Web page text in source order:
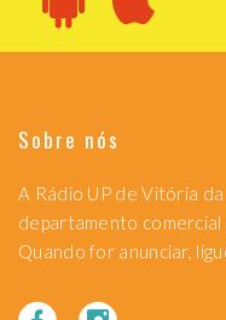
Sobre nós
A Rádio UP de Vitória
departamento
Quando for anunciar,